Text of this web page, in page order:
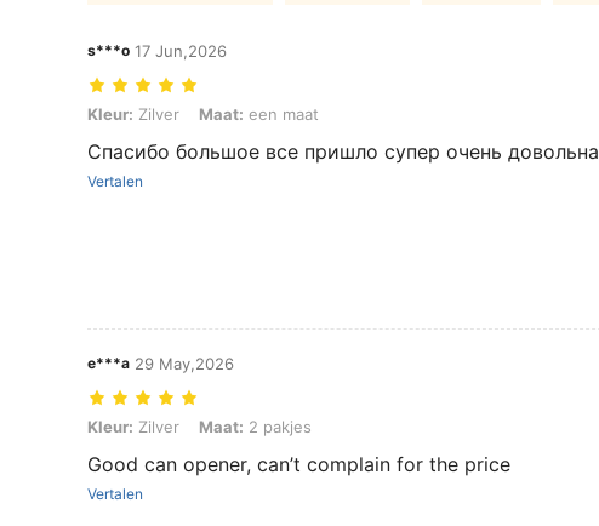
s***o 17 Jun,2026
Kleur: Zilver, Maat: een maat
Kleur: Zilver Maat: een maat
Спасибо большое все пришло супер очень довольна
Vertalen
e***a 29 May,2026
Kleur: Zilver, Maat: 2 pakjes
Kleur: Zilver Maat: 2 pakjes
Good can opener, can’t complain for the price
Vertalen